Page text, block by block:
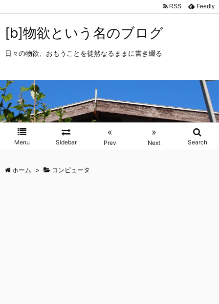
[b]物欲という名のブログ
日々の物欲、おもうことを徒然なるままに書き綴る
Menu Sidebar
«
Prev
»
Next Search
RSS Feedly
ホーム > コンピュータ